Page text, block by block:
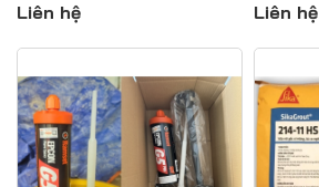
Liên hệ Liên hệ